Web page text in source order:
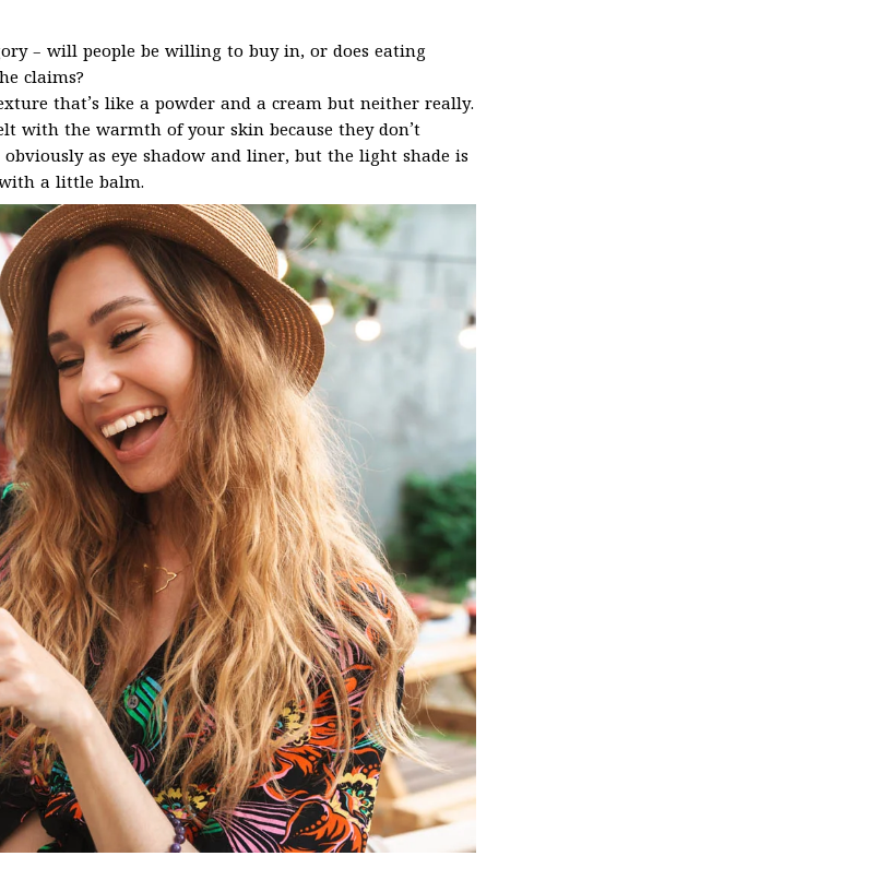
– will people be willing to buy in, or does eating
claims?
that’s like a powder and a cream but neither really.
with the warmth of your skin because they don’t
as eye shadow and liner, but the light shade is
a little balm.